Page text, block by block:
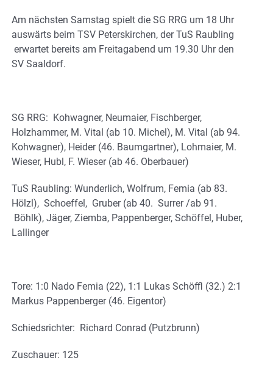
Am nächsten Samstag spielt die SG RRG um 18 Uhr
auswärts beim TSV Peterskirchen, der TuS Raubling
erwartet bereits am Freitagabend um 19.30 Uhr den
SV Saaldorf.
SG RRG: Kohwagner, Neumaier, Fischberger,
Holzhammer, M. Vital (ab 10. Michel), M. Vital (ab 94.
Kohwagner), Heider (46. Baumgartner), Lohmaier, M.
Wieser, Hubl, F. Wieser (ab 46. Oberbauer)
TuS Raubling: Wunderlich, Wolfrum, Femia (ab 83.
Hölzl), Schoeffel, Gruber (ab 40. Surrer /ab 91.
Böhlk), Jäger, Ziemba, Pappenberger, Schöffel, Huber,
Lallinger
Tore: 1:0 Nado Femia (22), 1:1 Lukas Schöffl (32.) 2:1
Markus Pappenberger (46. Eigentor)
Schiedsrichter: Richard Conrad (Putzbrunn)
Zuschauer: 125